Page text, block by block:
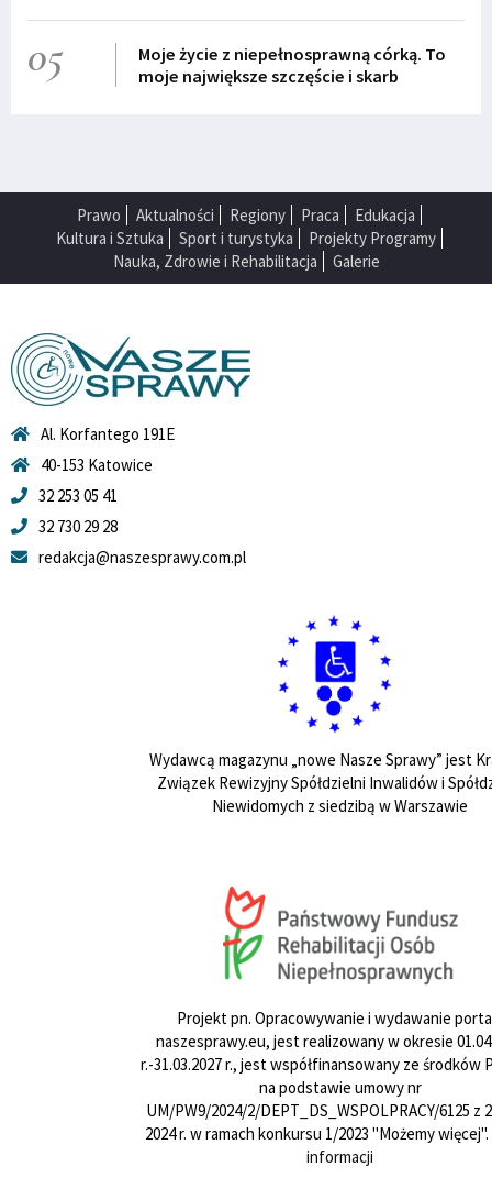
05
Moje życie z niepełnosprawną córką. To
moje największe szczęście i skarb
Prawo Aktualności Regiony Praca
Edukacja
Kultura i Sztuka
Sport i turystyka
Projekty Programy
Nauka, Zdrowie i Rehabilitacja
Galerie
Al. Korfantego 191E
40-153 Katowice
32 253 05 41
32 730 29 28
redakcja@naszesprawy.com.pl
Wydawcą magazynu „nowe Nasze Sprawy” jest
Związek Rewizyjny Spółdzielni Inwalidów i
Niewidomych z siedzibą w Warszawie
Projekt pn. Opracowywanie i wydawanie
naszesprawy.eu, jest realizowany w okresie
r.-31.03.2027 r., jest współfinansowany ze środków
na podstawie umowy nr
UM/PW9/2024/2/DEPT_DS_WSPOLPRACY/6125 z
2024 r. w ramach konkursu 1/2023 "Możemy więcej".
informacji